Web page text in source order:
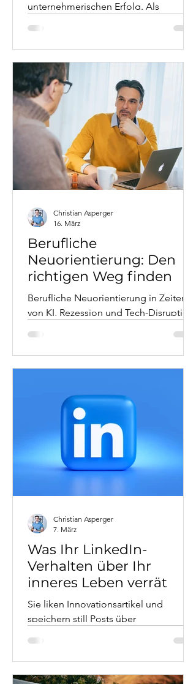
unternehmerischen Erfolg. Als
wie Sie wirklich tragfähige Ziele
entwickeln – jenseits von
oberflächlichen SMART-Formeln.
Dieser Artikel verbindet systemische
Ansätze mit praxiserprobten Strategien
aus der Unternehmenswelt. Von der
Unterscheidung zwischen fremden
und eigenen Zielen bis hin zu
konkreten Coaching-Methoden: Ein
umfassender Leitfaden zur Zielfindung
Berufliche
Neuorientierung: Den
richtigen Weg finden
Berufliche Neuorientierung in Zeiten
von KI, Rezession und Tech-Disruption.
(Telekom-Manager → Therapeut) zeige
ich, wie man den richtigen Weg findet.
makro-/mikroökonomische Faktoren,
KI-Transformation, individuelle
Lebensphase und persönliche
Bedürfnisse (Sicherheit vs. Autonomie).
Mit Fallbeispielen, Orientierungs-
Framework und konkreten Strategien
Christian Asperger
16. März
Was Ihr LinkedIn-
Verhalten über Ihr
inneres Leben verrät
Sie liken Innovationsartikel und
speichern still Posts über
ganz anderes. Was die drei
Verhaltensebenen Like, Kommentar
Christian Asperger
7. März